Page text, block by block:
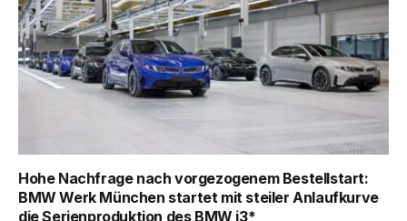
Hohe Nachfrage nach vorgezogenem Bestellstart:
BMW Werk München startet mit steiler Anlaufkurve
die Serienproduktion des BMW i3*